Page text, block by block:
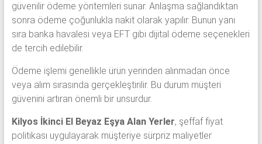
güvenilir ödeme yöntemleri sunar. Anlaşma sağlandıktan
sonra ödeme çoğunlukla nakit olarak yapılır. Bunun yanı
sıra banka havalesi veya EFT gibi dijital ödeme seçenekleri
de tercih edilebilir.
Ödeme işlemi genellikle ürün yerinden alınmadan önce
veya alım sırasında gerçekleştirilir. Bu durum müşteri
güvenini artıran önemli bir unsurdur.
Kilyos İkinci El Beyaz Eşya Alan Yerler, şeffaf fiyat
politikası uygulayarak müşteriye sürpriz maliyetler